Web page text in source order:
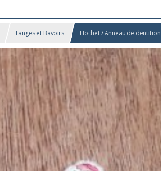
Langes et Bavoirs Hochet / Anneau de dentition